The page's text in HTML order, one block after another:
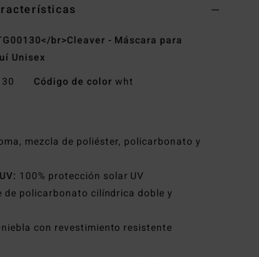
br>Cleaver - Máscara para
Unisex
Código de color wht
mezcla de poliéster, policarbonato y
100% protección solar UV
de policarbonato cilíndrica doble y
niebla con revestimiento resistente